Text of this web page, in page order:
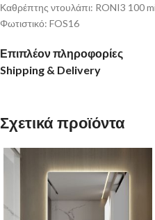
Καθρέπτης ντουλάπι: RONI3 100
Φωτιστικό: FOS16
Επιπλέον πληροφορίες
Shipping & Delivery
Σχετικά προϊόντα